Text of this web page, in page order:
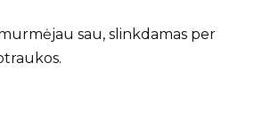
murmėjau sau, slinkdamas per